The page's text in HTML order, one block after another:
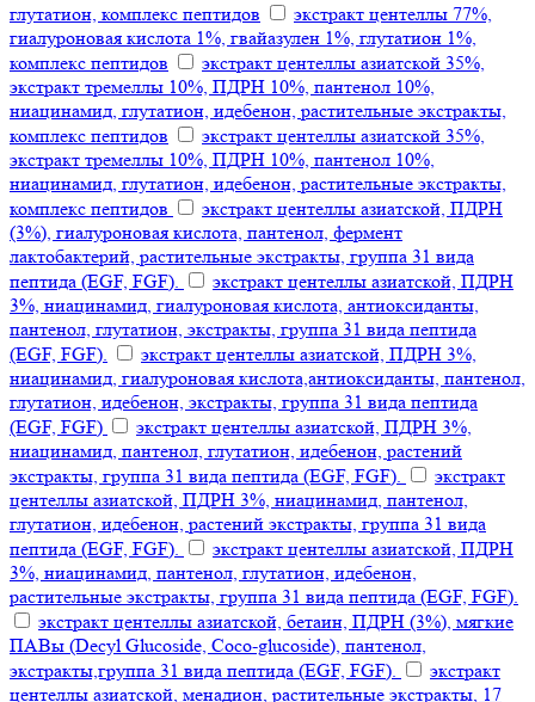
глутатион, комплекс пептидов
экстракт центеллы 77%,
гиалуроновая кислота 1%, гвайазулен 1%, глутатион 1%,
комплекс пептидов
экстракт центеллы азиатской 35%,
экстракт тремеллы 10%, ПДРН 10%, пантенол 10%,
ниацинамид, глутатион, идебенон, растительные экстракты,
комплекс пептидов
экстракт центеллы азиатской 35%,
экстракт тремеллы 10%, ПДРН 10%, пантенол 10%,
ниацинамид, глутатион, идебенон, растительные экстракты,
комплекс пептидов
экстракт центеллы азиатской, ПДРН
(3%), гиалуроновая кислота, пантенол, фермент
лактобактерий, растительные экстракты, группа 31 вида
пептида (EGF, FGF).
экстракт центеллы азиатской, ПДРН
3%, ниацинамид, гиалуроновая кислота, антиоксиданты,
пантенол, глутатион, экстракты, группа 31 вида пептида
(EGF, FGF).
экстракт центеллы азиатской, ПДРН 3%,
ниацинамид, гиалуроновая кислота,антиоксиданты, пантенол,
глутатион, идебенон, экстракты, группа 31 вида пептида
(EGF, FGF)
экстракт центеллы азиатской, ПДРН 3%,
ниацинамид, пантенол, глутатион, идебенон, растений
экстракты, группа 31 вида пептида (EGF, FGF).
экстракт
центеллы азиатской, ПДРН 3%, ниацинамид, пантенол,
глутатион, идебенон, растений экстракты, группа 31 вида
пептида (EGF, FGF).
экстракт центеллы азиатской, ПДРН
3%, ниацинамид, пантенол, глутатион, идебенон,
растительные экстракты, группа 31 вида пептида (EGF, FGF).
экстракт центеллы азиатской, бетаин, ПДРН (3%), мягкие
ПАВы (Decyl Glucoside, Coco-glucoside), пантенол,
экстракты,группа 31 вида пептида (EGF, FGF).
экстракт
центеллы азиатской, менадион, растительные экстракты, 17